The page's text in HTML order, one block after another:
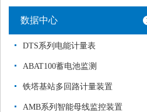
数据中心
DTS系列电能计量表
ABAT100蓄电池监测
铁塔基站多回路计量装置
AMB系列智能母线监控装置